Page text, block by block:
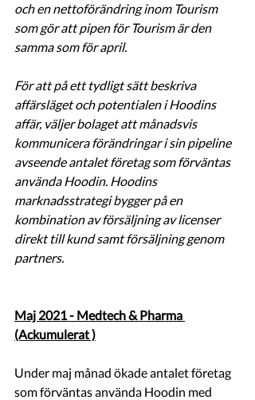
och en nettoförändring inom Tourism
som gör att pipen för Tourism är den
samma som för april.
För att på ett tydligt sätt beskriva
affärsläget och potentialen i Hoodins
affär, väljer bolaget att månadsvis
kommunicera förändringar i sin pipeline
avseende antalet företag som förväntas
använda Hoodin. Hoodins
marknadsstrategi bygger på en
kombination av försäljning av licenser
direkt till kund samt försäljning genom
partners.
Maj 2021 - Medtech & Pharma
(Ackumulerat )
Under maj månad ökade antalet företag
som förväntas använda Hoodin med